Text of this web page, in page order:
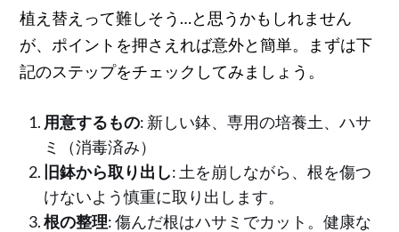
植え替えって難しそう…と思うかもしれません
が、ポイントを押さえれば意外と簡単。まずは下
記のステップをチェックしてみましょう。
用意するもの: 新しい鉢、専用の培養土、ハサ
ミ（消毒済み）
旧鉢から取り出し: 土を崩しながら、根を傷つ
けないよう慎重に取り出します。
根の整理: 傷んだ根はハサミでカット。健康な